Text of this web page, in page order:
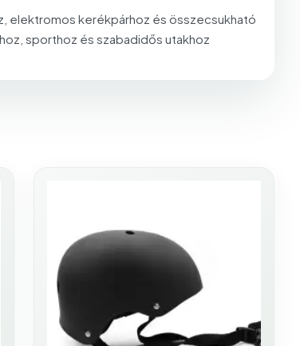
elektromos kerékpárhoz és összecsukható
sporthoz és szabadidős utakhoz